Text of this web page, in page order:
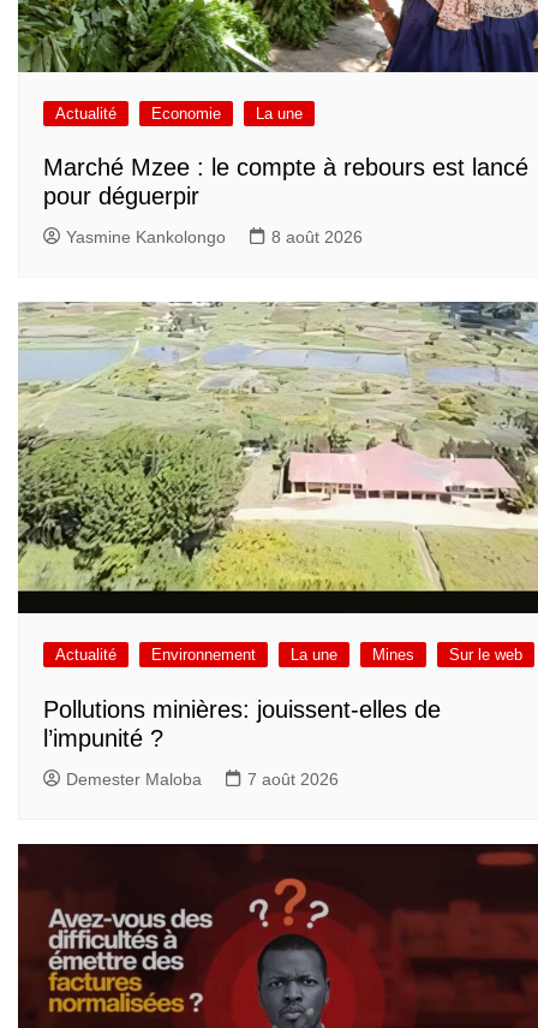
Actualité Economie La une
Marché Mzee : le compte à rebours est lancé
pour déguerpir
Yasmine Kankolongo 8 août 2026
Actualité Environnement La une Mines Sur le web
Pollutions minières: jouissent-elles de
l’impunité ?
Demester Maloba 7 août 2026